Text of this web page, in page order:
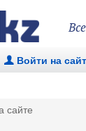
. Войти на сайт
сайте